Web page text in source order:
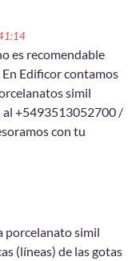
es recomendable
Edificor contamos
simil
al +5493513052700 /
con tu
porcelanato simil
(líneas) de las gotas